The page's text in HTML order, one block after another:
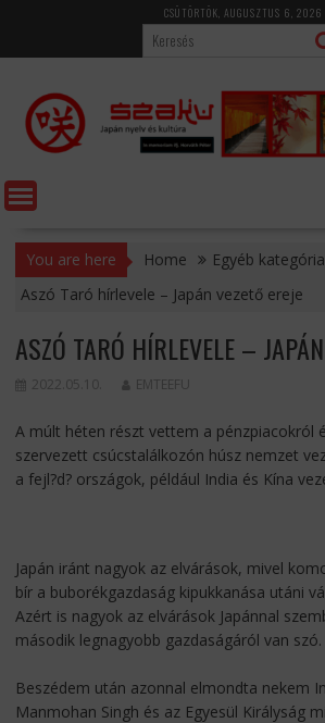
content
CSÜTÖRTÖK, AUGUSZTUS 6, 2026
You are here Home
Egyéb kategória
Aszó Taró hírlevele – Japán vezető ereje
ASZÓ TARÓ HÍRLEVELE –
2022.05.10. EMTEEFU
A múlt héten részt vettem a pénzpiacokról
szervezett csúcstalálkozón húsz nemzet
a fejl?d? országok, például India és Kína
Japán iránt nagyok az elvárások, mivel
bír a buborékgazdaság kipukkanása utáni
Azért is nagyok az elvárások Japánnal
második legnagyobb gazdaságáról van szó.
Beszédem után azonnal elmondta nekem
Manmohan Singh és az Egyesül Királyság